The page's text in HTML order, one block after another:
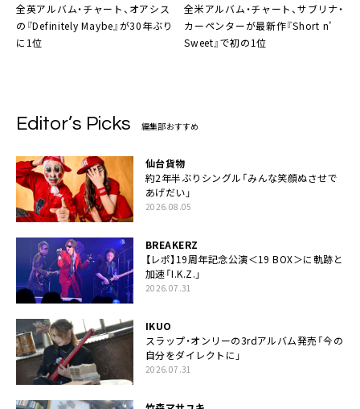
全英アルバム・チャート、オアシス
の『Definitely Maybe』が30年ぶり
に1位
全米アルバム・チャート、サブリナ・
カーペンターが最新作『Short n’
Sweet』で初の1位
Editor’s Picks 編集部おすすめ
仙台貨物
約2年半ぶりシングル「みんな笑顔ぬさせで
あげだい」
2026.08.05
BREAKERZ
【レポ】19周年記念公演＜19 BOX＞に軌跡と
加速「I.K.Z.」
2026.07.31
IKUO
スラップ・オンリーの3rdアルバム発売「今の
自分をダイレクトに」
2026.07.31